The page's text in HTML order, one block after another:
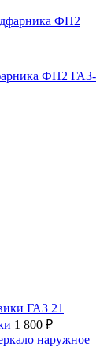
ФП2 ГАЗ-
1 800 ₽
наружное